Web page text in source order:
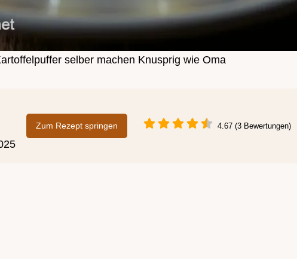
selber machen Knusprig wie Oma
Zum Rezept springen 4.67 (3 Bewertungen)